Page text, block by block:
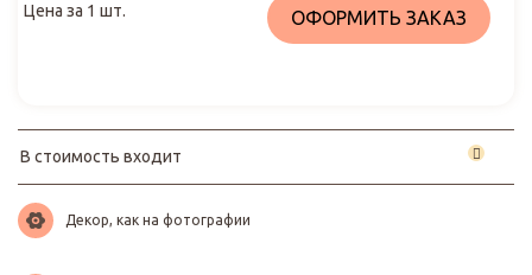
Цена за 1 шт. ОФОРМИТЬ ЗАКАЗ
В стоимость входит
Декор, как на фотографии